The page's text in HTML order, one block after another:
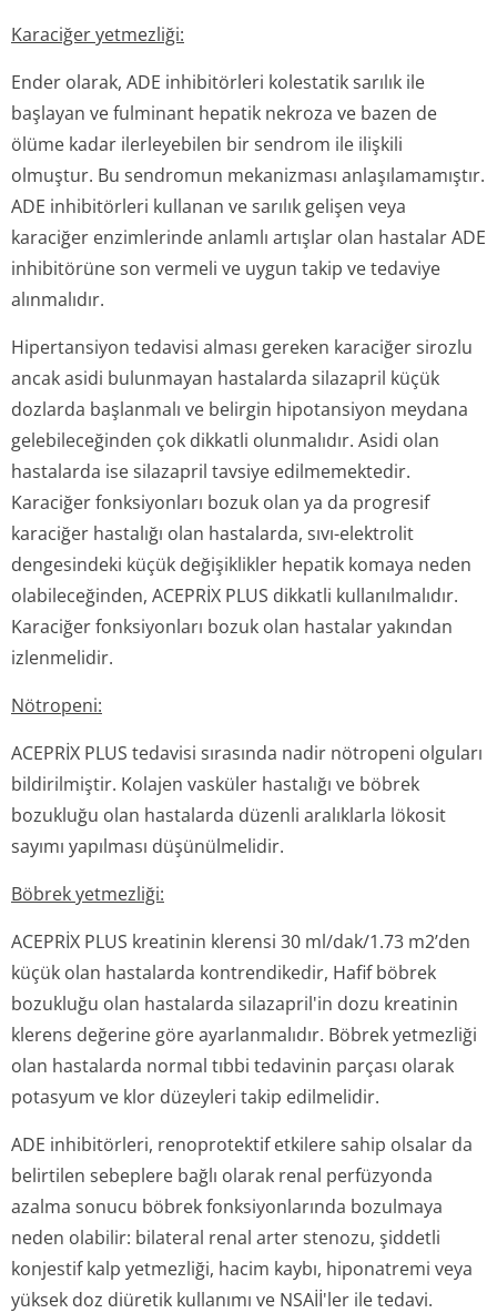
Karaciğer yetmezliği:
Ender olarak, ADE inhibitörleri kolestatik sarılık ile
başlayan ve fulminant hepatik nekroza ve bazen de
ölüme kadar ilerleyebilen bir sendrom ile ilişkili
olmuştur. Bu sendromun mekanizması anlaşılamamıştır.
ADE inhibitörleri kullanan ve sarılık gelişen veya
karaciğer enzimlerinde anlamlı artışlar olan hastalar ADE
inhibitörüne son vermeli ve uygun takip ve tedaviye
alınmalıdır.
Hipertansiyon tedavisi alması gereken karaciğer sirozlu
ancak asidi bulunmayan hastalarda silazapril küçük
dozlarda başlanmalı ve belirgin hipotansiyon meydana
gelebileceğinden çok dikkatli olunmalıdır. Asidi olan
hastalarda ise silazapril tavsiye edilmemektedir.
Karaciğer fonksiyonları bozuk olan ya da progresif
karaciğer hastalığı olan hastalarda, sıvı-elektrolit
dengesindeki küçük değişiklikler hepatik komaya neden
olabileceğinden, ACEPRİX PLUS dikkatli kullanılmalıdır.
Karaciğer fonksiyonları bozuk olan hastalar yakından
izlenmelidir.
Nötropeni:
ACEPRİX PLUS tedavisi sırasında nadir nötropeni olguları
bildirilmiştir. Kolajen vasküler hastalığı ve böbrek
bozukluğu olan hastalarda düzenli aralıklarla lökosit
sayımı yapılması düşünülmelidir.
Böbrek yetmezliği:
ACEPRİX PLUS kreatinin klerensi 30 ml/dak/1.73 m2’den
küçük olan hastalarda kontrendikedir, Hafif böbrek
bozukluğu olan hastalarda silazapril'in dozu kreatinin
klerens değerine göre ayarlanmalıdır. Böbrek yetmezliği
olan hastalarda normal tıbbi tedavinin parçası olarak
potasyum ve klor düzeyleri takip edilmelidir.
ADE inhibitörleri, renoprotektif etkilere sahip olsalar da
belirtilen sebeplere bağlı olarak renal perfüzyonda
azalma sonucu böbrek fonksiyonlarında bozulmaya
neden olabilir: bilateral renal arter stenozu, şiddetli
konjestif kalp yetmezliği, hacim kaybı, hiponatremi veya
yüksek doz diüretik kullanımı ve NSAİİ'ler ile tedavi.